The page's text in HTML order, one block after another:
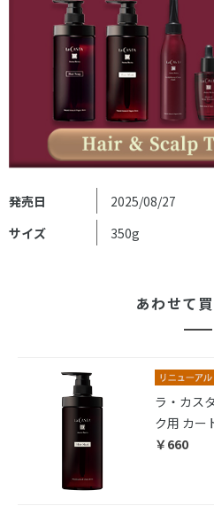
発売日 2025/08/27
サイズ 350g
あわせて
ラ・カス
ク用 カー
￥660